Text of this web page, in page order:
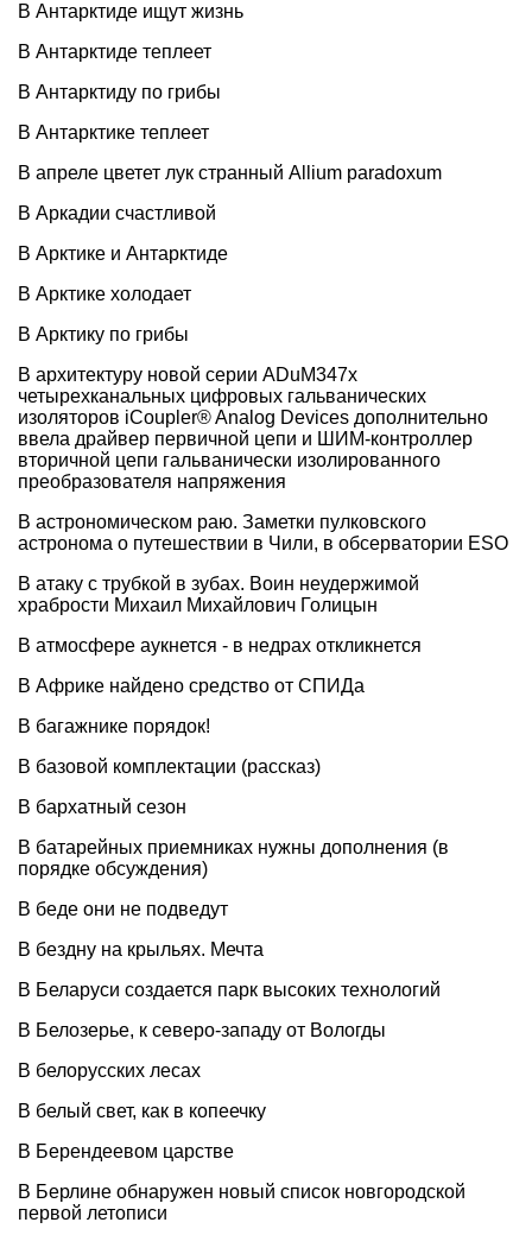
В Антарктиде ищут жизнь
В Антарктиде теплеет
В Антарктиду по грибы
В Антарктике теплеет
В апреле цветет лук странный Allium paradoxum
В Аркадии счастливой
В Арктике и Антарктиде
В Арктике холодает
В Арктику по грибы
В архитектуру новой серии ADuM347х
четырехканальных цифровых гальванических
изоляторов iCoupler® Analog Devices дополнительно
ввела драйвер первичной цепи и ШИМ-контроллер
вторичной цепи гальванически изолированного
преобразователя напряжения
В астрономическом раю. Заметки пулковского
астронома о путешествии в Чили, в обсерватории ESO
В атаку с трубкой в зубах. Воин неудержимой
храбрости Михаил Михайлович Голицын
В атмосфере аукнется - в недрах откликнется
В Африке найдено средство от СПИДа
В багажнике порядок!
В базовой комплектации (рассказ)
В бархатный сезон
В батарейных приемниках нужны дополнения (в
порядке обсуждения)
В беде они не подведут
В бездну на крыльях. Мечта
В Беларуси создается парк высоких технологий
В Белозерье, к северо-западу от Вологды
В белорусских лесах
В белый свет, как в копеечку
В Берендеевом царстве
В Берлине обнаружен новый список новгородской
первой летописи